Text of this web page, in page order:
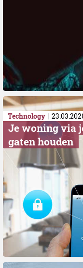
Technology
​Je woning via
gaten houden